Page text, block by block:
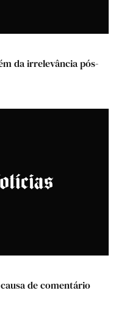
da irrelevância pós-
de comentário